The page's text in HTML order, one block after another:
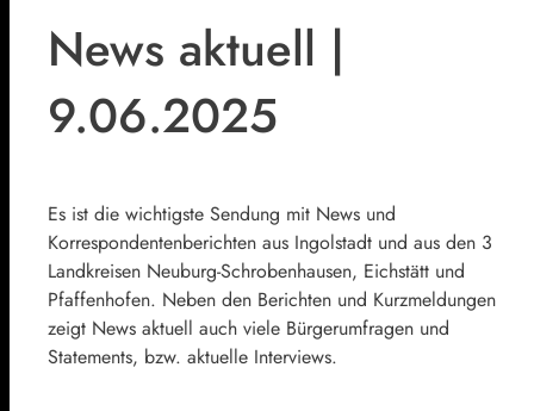
News aktuell |
9.06.2025
Es ist die wichtigste Sendung mit News und
Korrespondentenberichten aus Ingolstadt und aus den 3
Landkreisen Neuburg-Schrobenhausen, Eichstätt und
Pfaffenhofen. Neben den Berichten und Kurzmeldungen
zeigt News aktuell auch viele Bürgerumfragen und
Statements, bzw. aktuelle Interviews.